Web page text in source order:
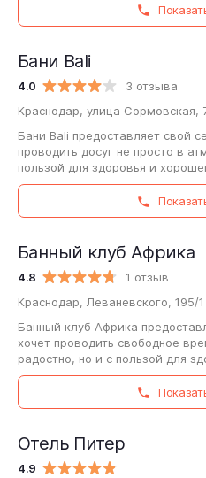
4.0 3 отзыва
Бани Bali
Краснодар, улица Сормовская,
Бани Bali предоставляет свой
проводить досуг не просто в
пользой для здоровья и хорошего
предлагает приятно отдохнуть…
4.8 1 отзыв
Банный клуб Африка
Краснодар, Леваневского, 195/1
Банный клуб Африка
хочет проводить свободное
радостно, но и с пользой для здоровья.
удовольствие от воды и пара
4.9
Отель Питер